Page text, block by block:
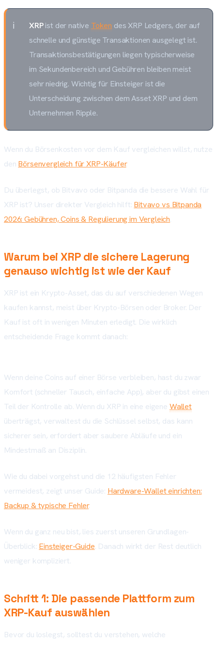
XRPist der native Token des XRP Ledgers, der auf
schnelle und günstige Transaktionen ausgelegt ist.
Transaktionsbestätigungen liegen typischerweise
im Sekundenbereich und Gebühren bleiben meist
sehr niedrig. Wichtig für Einsteiger ist die
Unterscheidung zwischen dem Asset XRP und dem
Unternehmen Ripple.
Wenn du Börsenkosten vor dem Kauf vergleichen willst, nutze
den Börsenvergleich für XRP-Käufer.
Du überlegst, ob Bitvavo oder Bitpanda die bessere Wahl für
XRP ist? Unser direkter Vergleich hilft: Bitvavo vs Bitpanda
2026: Gebühren, Coins & Regulierung im Vergleich.
Warum bei XRP die sichere Lagerung
genauso wichtig ist wie der Kauf
XRP ist ein Krypto-Asset, das du auf verschiedenen Wegen
kaufen kannst, meist über Krypto-Börsen oder Broker. Der
Kauf ist oft in wenigen Minuten erledigt. Die wirklich
entscheidende Frage kommt danach:
Wenn deine Coins auf einer Börse verbleiben, hast du zwar
Komfort (schneller Tausch, einfache App), aber du gibst einen
Teil der Kontrolle ab. Wenn du XRP in eine eigene Wallet
überträgst, verwaltest du die Schlüssel selbst, das kann
sicherer sein, erfordert aber saubere Abläufe und ein
Mindestmaß an Disziplin.
Wie du dabei vorgehst und die 12 häufigsten Fehler
vermeidest, zeigt unser Guide: Hardware-Wallet einrichten:
Backup & typische Fehler.
Wenn du ganz neu bist, lies zuerst unseren Grundlagen-
Überblick: Einsteiger-Guide. Danach wirkt der Rest deutlich
weniger kompliziert.
Schritt 1: Die passende Plattform zum
XRP-Kauf auswählen
Bevor du loslegst, solltest du verstehen, welche